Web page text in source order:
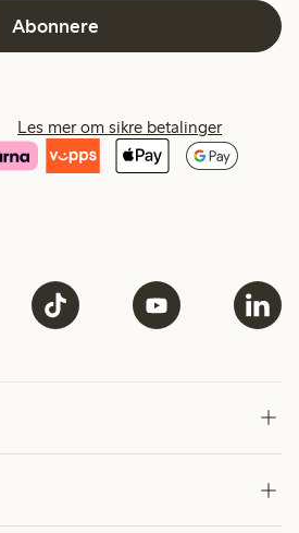
Abonnere
Les mer om sikre betalinger